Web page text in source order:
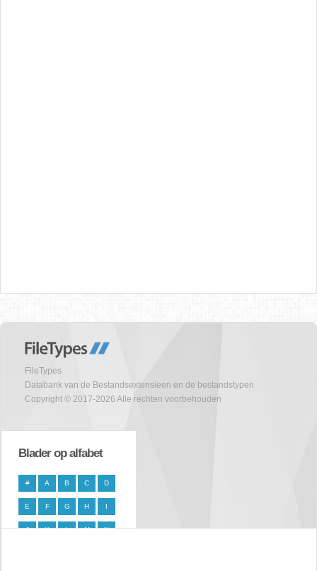
FileTypes
Databank van de Bestandsextensieen en de bestandstypen
Copyright © 2017-2026 Alle rechten voorbehouden
Blader op alfabet
# A B C D
E F G H I
J K L M N